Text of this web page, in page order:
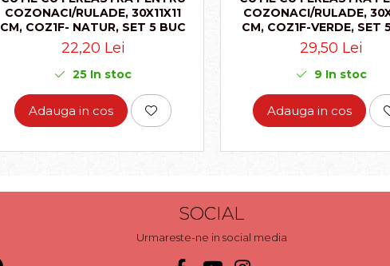
COZONACI/RULADE, 30X11X11
CM, COZ1F- NATUR, SET 5 BUC
22,20 Lei
25 In stoc
Adauga in cos
COZONACI/RULADE,
CM, COZ1F-VERDE, SET
29,50 Lei
9 In stoc
Adauga in cos
SOCIAL
Urmareste-ne in social media